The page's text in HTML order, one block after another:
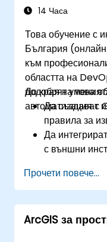
14 Часа
Това обучение с
България
към
областта на
подобрят
автоматизация
До края на това
Да създават
правила за
Да
с външни
за по-бързо
Да
Прочети повече...
ArcGIS за